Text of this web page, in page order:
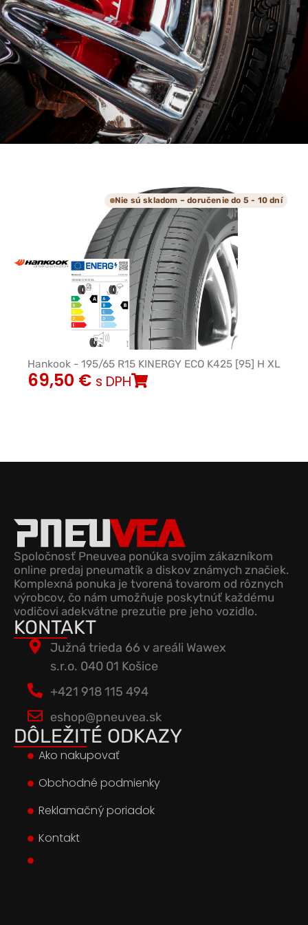
Nie sú skladom – doručenie do 5 - 10 dní
Hankook - 195/65 R15 KINERGY ECO K425 [95] H XL
69,50 € s DPH
Spoločnosť Pneuvea ponúka svojim zákazníkom
online predaj pneumatík a diskov známych značiek.
Komplexná ponuka je tvorená tovarom od rôznych
výrobcov, čo nám umožňuje poskytnúť každému
vodičovi adekvátne prezutie pre jeho vozidlo.
KONTAKT
Južná trieda 66 v areáli Wawex
s.r.o. 040 01 Košice
+421 918 115 494
eshop@pneuvea.sk
DÔLEŽITÉ ODKAZY
Ako nakupovať
Obchodné podmienky
Reklamačný poriadok
Kontakt